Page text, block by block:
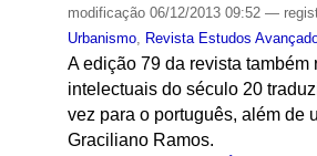
modificação06/12/2013 09:52 —
Urbanismo, Revista Estudos
A edição 79 da revista também
intelectuais do século 20
vez para o português, além de
Graciliano Ramos.